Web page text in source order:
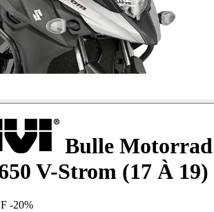
Bulle Motorrad
V-Strom (17 À 19)
-20%